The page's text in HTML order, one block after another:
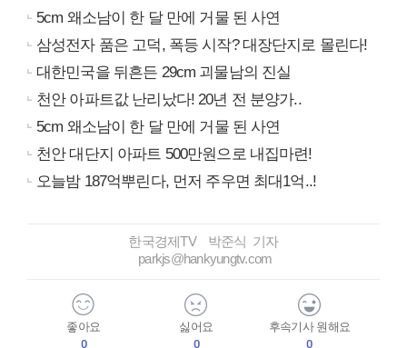
5cm 왜소남이 한 달 만에 거물 된 사연
삼성전자 품은 고덕, 폭등 시작? 대장단지로 몰린다!
대한민국을 뒤흔든 29cm 괴물남의 진실
천안 아파트값 난리났다! 20년 전 분양가..
5cm 왜소남이 한 달 만에 거물 된 사연
천안 대단지 아파트 500만원으로 내집마련!
오늘밤 187억뿌린다, 먼저 주우면 최대1억..!
한국경제TV 박준식 기자
parkjs@hankyungtv.com
좋아요
0
싫어요
0
후속기사 원해요
0